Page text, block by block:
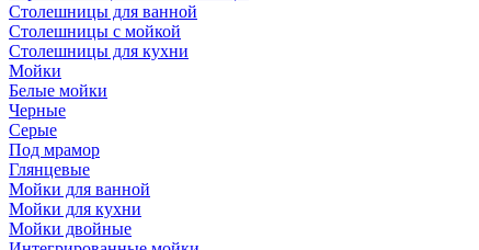
Столешницы для ванной
Столешницы с мойкой
Столешницы для кухни
Мойки
Белые мойки
Черные
Серые
Под мрамор
Глянцевые
Мойки для ванной
Мойки для кухни
Мойки двойные